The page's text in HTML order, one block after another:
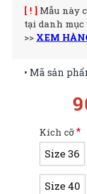
[ ! ] Mẫu này
tại danh mục
>> XEM
• Mã sản
Kích cỡ
Size 36
Size 40